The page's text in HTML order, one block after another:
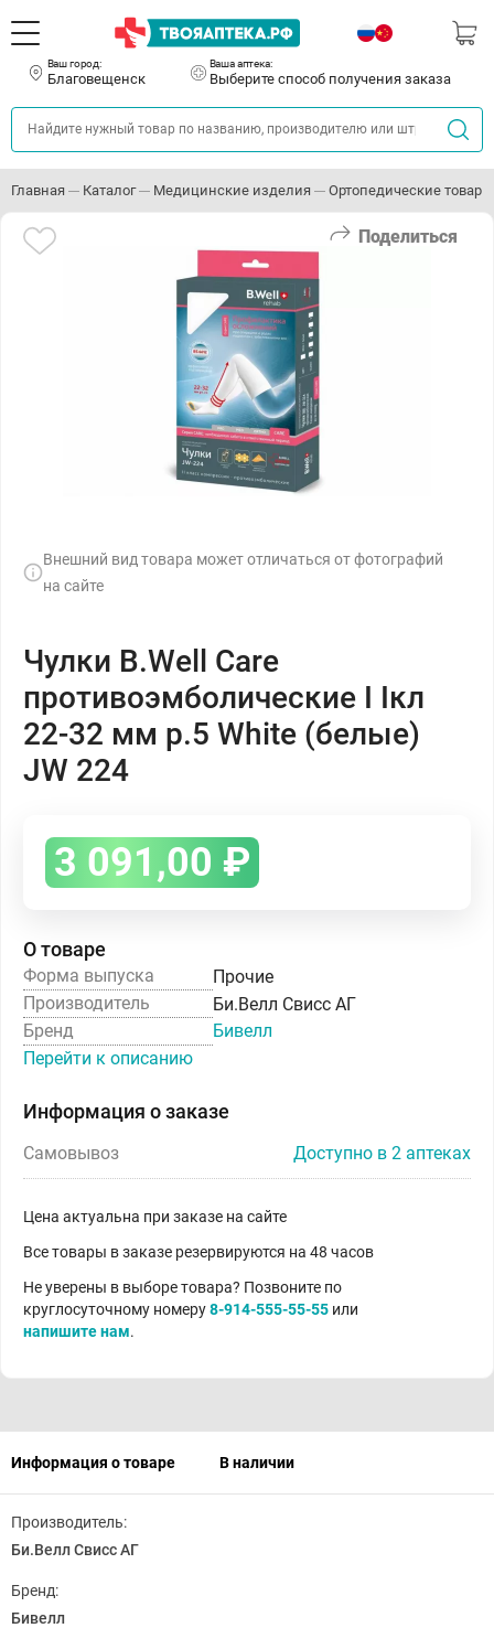
Ваш город:
Благовещенск
Ваша аптека:
Выберите способ получения заказа
Главная Каталог Медицинские изделия Ортопедические товары
Поделиться
Внешний вид товара может отличаться от фотографий
на сайте
Чулки B.Well Care
противоэмболические I Iкл
22-32 мм р.5 White (белые)
JW 224
3 091,00 ₽
О товаре
Форма выпуска
Прочие
Производитель
Би.Велл Свисс АГ
Бренд
Бивелл
Перейти к описанию
Информация о заказе
Самовывоз Доступно в 2 аптеках
Цена актуальна при заказе на сайте
Все товары в заказе резервируются на 48 часов
Не уверены в выборе товара? Позвоните по
круглосуточному номеру8-914-555-55-55 или
напишите нам.
Информация о товаре В наличии
Производитель:
Би.Велл Свисс АГ
Бренд:
Бивелл